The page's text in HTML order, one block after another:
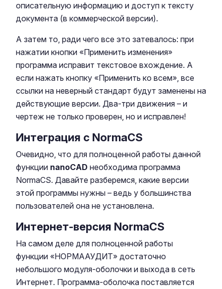
описательную информацию и доступ к тексту
документа (в коммерческой версии).
А затем то, ради чего все это затевалось: при
нажатии кнопки «Применить изменения»
программа исправит текстовое вхождение. А
если нажать кнопку «Применить ко всем», все
ссылки на неверный стандарт будут заменены на
действующие версии. Два-три движения – и
чертеж не только проверен, но и исправлен!
Интеграция с NormaCS
Очевидно, что для полноценной работы данной
функции nanoCAD необходима программа
NormaCS. Давайте разберемся, какие версии
этой программы нужны – ведь у большинства
пользователей она не установлена.
Интернет-версия NormaCS
На самом деле для полноценной работы
функции «НОРМААУДИТ» достаточно
небольшого модуля-оболочки и выхода в сеть
Интернет. Программа-оболочка поставляется